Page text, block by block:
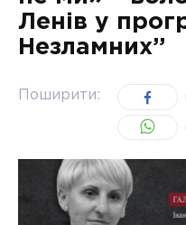
УКРАЇНА
Ленів у
Незламних”
Поширити: